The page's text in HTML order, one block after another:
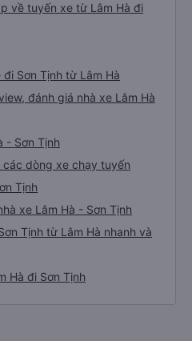
về tuyến xe từ Lâm Hà đi
Sơn Tịnh từ Lâm Hà
đánh giá nhà xe Lâm Hà
- Sơn Tịnh
các dòng xe chạy tuyến
Tịnh
xe Lâm Hà - Sơn Tịnh
Tịnh từ Lâm Hà nhanh và
Hà đi Sơn Tịnh